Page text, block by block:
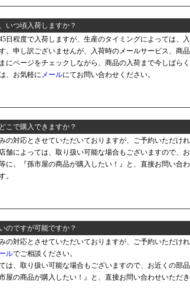
いつ頃入荷しますか？
日程度で入荷しますが、生産のタイミングによっては、
。申し訳ございませんが、入荷時のメールサービス、商
にページをチェックしながら、商品の入荷まで今しばら
、お気軽に メールにてお問い合わせください。
こで購入できますか？
の対応とさせていただいておりますが、ご予約いただけ
舗によっては、取り扱い可能な場合もございますので、お
に、『孫市屋の商品が購入したい！』と、直接お問い合
。
のですが可能ですか？
の対応とさせていただいておりますが、ご予約いただけ
ルでご相談ください。
は、取り扱い可能な場合もございますので、お近くの部品
屋の商品が購入したい！』と、直接お問い合わせいただ